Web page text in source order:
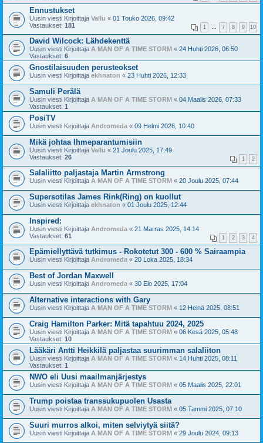
Ennustukset
Uusin viesti Kirjoittaja Vallu « 01 Touko 2026, 09:42
Vastaukset: 181 1 … 7 8 9 10
David Wilcock: Lähdekenttä
Uusin viesti Kirjoittaja A MAN OF A TIME STORM « 24 Huhti 2026, 06:50
Vastaukset: 6
Gnostilaisuuden perusteokset
Uusin viesti Kirjoittaja ekhnaton « 23 Huhti 2026, 12:33
Samuli Perälä
Uusin viesti Kirjoittaja A MAN OF A TIME STORM « 04 Maalis 2026, 07:33
Vastaukset: 1
PosiTV
Uusin viesti Kirjoittaja Andromeda « 09 Helmi 2026, 10:40
Mikä johtaa Ihmeparantumisiin
Uusin viesti Kirjoittaja Vallu « 21 Joulu 2025, 17:49
Vastaukset: 26 1 2
Salaliitto paljastaja Martin Armstrong
Uusin viesti Kirjoittaja A MAN OF A TIME STORM « 20 Joulu 2025, 07:44
Supersotilas James Rink(Ring) on kuollut
Uusin viesti Kirjoittaja ekhnaton « 01 Joulu 2025, 12:44
Inspired:
Uusin viesti Kirjoittaja Andromeda « 21 Marras 2025, 14:14
Vastaukset: 61 1 2 3 4
Epämiellyttävä tutkimus - Rokotetut 300 - 600 % Sairaampia
Uusin viesti Kirjoittaja Andromeda « 20 Loka 2025, 18:34
Best of Jordan Maxwell
Uusin viesti Kirjoittaja Andromeda « 30 Elo 2025, 17:04
Alternative interactions with Gary
Uusin viesti Kirjoittaja A MAN OF A TIME STORM « 12 Heinä 2025, 08:51
Craig Hamilton Parker: Mitä tapahtuu 2024, 2025
Uusin viesti Kirjoittaja A MAN OF A TIME STORM « 06 Kesä 2025, 05:48
Vastaukset: 10
Lääkäri Antti Heikkilä paljastaa suurimman salaliiton
Uusin viesti Kirjoittaja A MAN OF A TIME STORM « 14 Huhti 2025, 08:11
Vastaukset: 1
NWO eli Uusi maailmanjärjestys
Uusin viesti Kirjoittaja A MAN OF A TIME STORM « 05 Maalis 2025, 22:01
Trump poistaa transsukupuolen Usasta
Uusin viesti Kirjoittaja A MAN OF A TIME STORM « 05 Tammi 2025, 07:10
Suuri murros alkoi, miten selviytyä siitä?
Uusin viesti Kirjoittaja A MAN OF A TIME STORM « 29 Joulu 2024, 09:13